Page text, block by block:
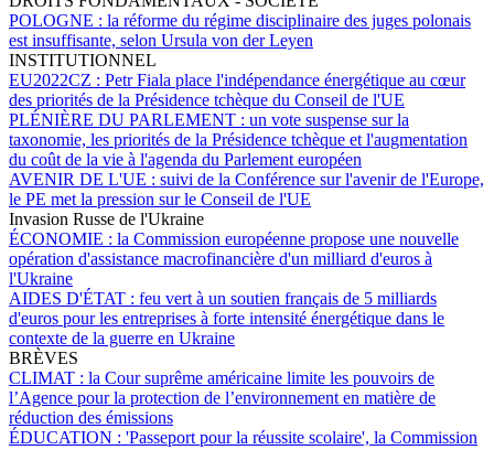
POLOGNE : la réforme du régime disciplinaire des juges polonais
est insuffisante, selon Ursula von der Leyen
INSTITUTIONNEL
EU2022CZ : Petr Fiala place l'indépendance énergétique au cœur
des priorités de la Présidence tchèque du Conseil de l'UE
PLÉNIÈRE DU PARLEMENT : un vote suspense sur la
taxonomie, les priorités de la Présidence tchèque et l'augmentation
du coût de la vie à l'agenda du Parlement européen
AVENIR DE L'UE : suivi de la Conférence sur l'avenir de l'Europe,
le PE met la pression sur le Conseil de l'UE
Invasion Russe de l'Ukraine
ÉCONOMIE : la Commission européenne propose une nouvelle
opération d'assistance macrofinancière d'un milliard d'euros à
l'Ukraine
AIDES D'ÉTAT : feu vert à un soutien français de 5 milliards
d'euros pour les entreprises à forte intensité énergétique dans le
contexte de la guerre en Ukraine
BRÈVES
CLIMAT : la Cour suprême américaine limite les pouvoirs de
l’Agence pour la protection de l’environnement en matière de
réduction des émissions
ÉDUCATION : 'Passeport pour la réussite scolaire', la Commission